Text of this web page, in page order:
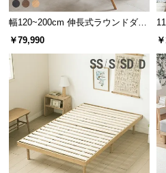
幅120~200cm 伸長式ラウンドダイ
ニングテーブル 6人掛け 天然木突
￥79,990